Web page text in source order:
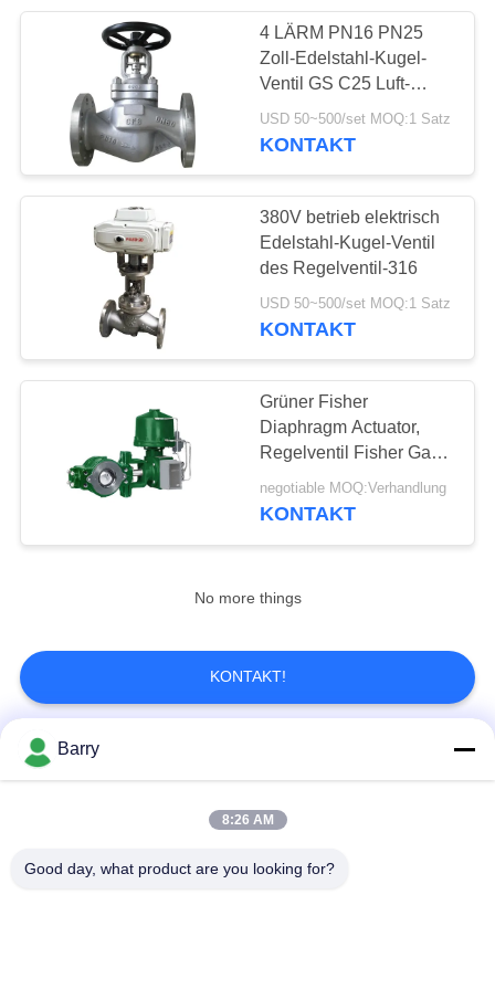
4 LÄRM PN16 PN25
Zoll-Edelstahl-Kugel-
Ventil GS C25 Luft-
Dampf-Balg-Dichtung
USD 50~500/set MOQ:1 Satz
KONTAKT
380V betrieb elektrisch
Edelstahl-Kugel-Ventil
des Regelventil-316
USD 50~500/set MOQ:1 Satz
KONTAKT
Grüner Fisher
Diaphragm Actuator,
Regelventil Fisher Gas
Regulators V250
negotiable MOQ:Verhandlung
KONTAKT
No more things
KONTAKT!
Beliebte Kategorien
Barry
8:26 AM
Good day, what product are you looking for?